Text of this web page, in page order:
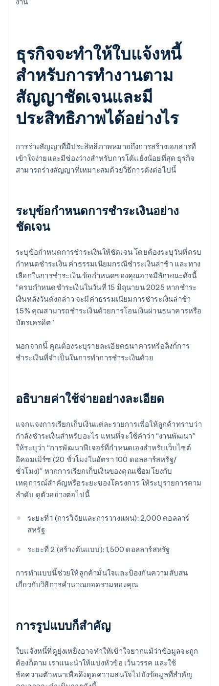
ธุรกิจจะทำให้ใบแจ้งหนี้
สำหรับการทำงานตาม
สัญญาชัดเจนและมี
ประสิทธิภาพได้อย่างไร
การร่างสัญญาที่มีประสิทธิภาพหมายถึงการสร้างเอกสารที่
เข้าใจง่ายและมีช่องว่างสำหรับการโต้แย้งน้อยที่สุด ธุรกิจ
สามารถร่างสัญญาที่เหมาะสมด้วยวิธีการดังต่อไปนี้
ระบุข้อกำหนดการชำระเงินอย่าง
ชัดเจน
ระบุข้อกำหนดการชำระเงินให้ชัดเจน โดยต้องระบุวันที่ครบ
กำหนดชำระเงิน ค่าธรรมเนียมกรณีชำระเงินล่าช้า และทาง
เลือกในการชำระเงิน ข้อกำหนดของคุณอาจมีลักษณะดังนี้
“ครบกำหนดชำระเงินในวันที่ 15 มิถุนายน 2025 หากชำระ
เงินหลังวันดังกล่าว จะมีค่าธรรมเนียมการชำระเงินล่าช้า
1.5% คุณสามารถชำระเงินด้วยการโอนเงินผ่านธนาคารหรือ
บัตรเครดิต”
นอกจากนี้ คุณต้องระบุรายละเอียดธนาคารหรือลิงก์การ
ชำระเงินที่จำเป็นในการทำการชำระเงินด้วย
อธิบายค่าใช้จ่ายอย่างละเอียด
แจกแจงการเรียกเก็บเงินแต่ละรายการเพื่อให้ลูกค้าทราบว่า
กำลังชำระเงินสำหรับอะไร แทนที่จะใช้คำว่า “งานพัฒนา”
ให้ระบุว่า “การพัฒนาฟีเจอร์ที่กำหนดเองสำหรับเว็บไซต์
อีคอมเมิร์ซ (20 ชั่วโมงในอัตรา 100 ดอลลาร์สหรัฐ/
ชั่วโมง)” หากการเรียกเก็บเงินของคุณเชื่อมโยงกับ
เหตุการณ์สำคัญหรือระยะของโครงการ ให้ระบุรายการตาม
ลำดับ ดูตัวอย่างต่อไปนี้
ระยะที่ 1 (การวิจัยและการวางแผน): 2,000 ดอลลาร์
สหรัฐ
ระยะที่ 2 (สร้างต้นแบบ): 1,500 ดอลลาร์สหรัฐ
การทำแบบนี้ช่วยให้ลูกค้ามั่นใจและป้องกันความสับสน
เกี่ยวกับวิธีการคำนวณยอดรวมของคุณ
การรูปแบบก็สำคัญ
ใบแจ้งหนี้ที่ดูยุ่งเหยิงอาจทำให้เข้าใจยากแม้ว่าข้อมูลจะถูก
ต้องก็ตาม เราแนะนำให้แบ่งหัวข้อ เว้นวรรค และใช้
ข้อความตัวหนาเพื่อดึงดูดความสนใจไปยังข้อมูลที่สำคัญ